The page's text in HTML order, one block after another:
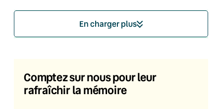
En charger plus
Comptez sur nous pour leur
rafraîchir la mémoire